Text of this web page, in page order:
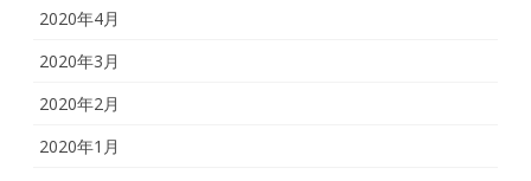
2020年4月
2020年3月
2020年2月
2020年1月